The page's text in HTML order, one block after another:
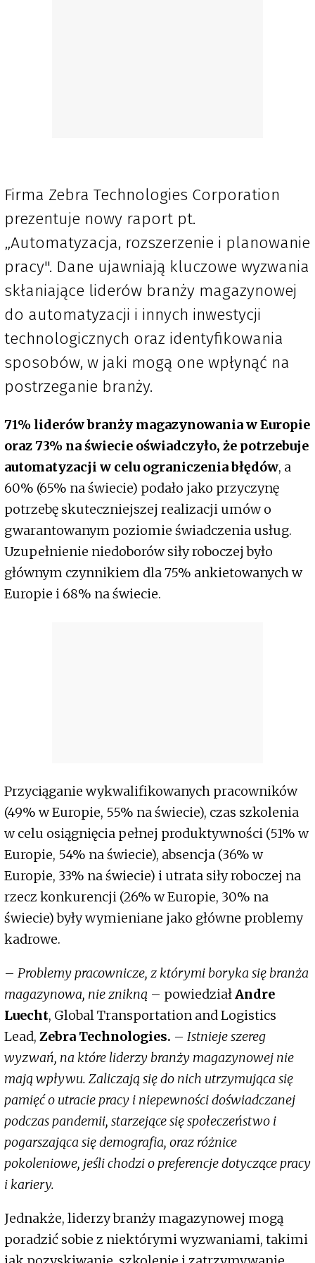
Firma Zebra Technologies Corporation
prezentuje nowy raport pt.
„Automatyzacja, rozszerzenie i planowanie
pracy". Dane ujawniają kluczowe wyzwania
skłaniające liderów branży magazynowej
do automatyzacji i innych inwestycji
technologicznych oraz identyfikowania
sposobów, w jaki mogą one wpłynąć na
postrzeganie branży.
71% liderów branży magazynowania w Europie
oraz 73% na świecie oświadczyło, że potrzebuje
automatyzacji w celu ograniczenia błędów, a
60% (65% na świecie) podało jako przyczynę
potrzebę skuteczniejszej realizacji umów o
gwarantowanym poziomie świadczenia usług.
Uzupełnienie niedoborów siły roboczej było
głównym czynnikiem dla 75% ankietowanych w
Europie i 68% na świecie.
Przyciąganie wykwalifikowanych pracowników
(49% w Europie, 55% na świecie), czas szkolenia
w celu osiągnięcia pełnej produktywności (51% w
Europie, 54% na świecie), absencja (36% w
Europie, 33% na świecie) i utrata siły roboczej na
rzecz konkurencji (26% w Europie, 30% na
świecie) były wymieniane jako główne problemy
kadrowe.
– Problemy pracownicze, z którymi boryka się branża
magazynowa, nie znikną – powiedziałAndre
Luecht, Global Transportation and Logistics
Lead, Zebra Technologies. – Istnieje szereg
wyzwań, na które liderzy branży magazynowej nie
mają wpływu. Zaliczają się do nich utrzymująca się
pamięć o utracie pracy i niepewności doświadczanej
podczas pandemii, starzejące się społeczeństwo i
pogarszająca się demografia, oraz różnice
pokoleniowe, jeśli chodzi o preferencje dotyczące pracy
i kariery.
Jednakże, liderzy branży magazynowej mogą
poradzić sobie z niektórymi wyzwaniami, takimi